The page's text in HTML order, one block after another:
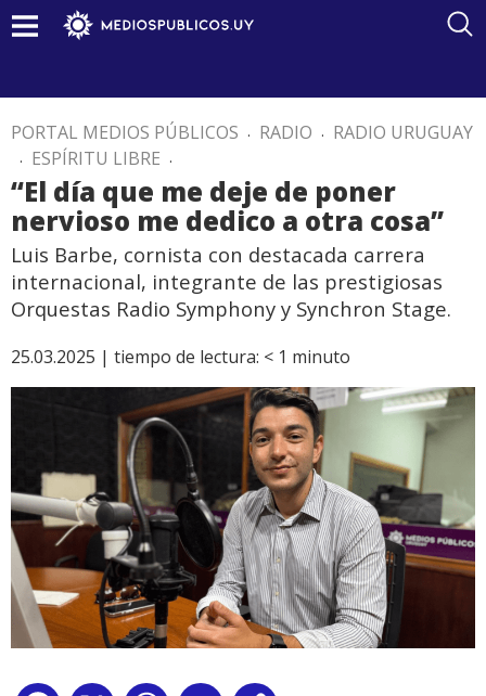
PORTAL MEDIOS PÚBLICOS . RADIO . RADIO URUGUAY
. ESPÍRITU LIBRE .
“El día que me deje de poner
nervioso me dedico a otra cosa”
Luis Barbe, cornista con destacada carrera
internacional, integrante de las prestigiosas
Orquestas Radio Symphony y Synchron Stage.
25.03.2025 | tiempo de lectura: < 1 minuto